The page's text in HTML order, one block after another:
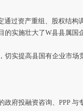
过资产重组、股权结
实施壮大了W县县属
实提高县国有企业市
府投融资咨询、PPP